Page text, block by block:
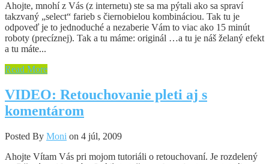
Ahojte, mnohí z Vás (z internetu) ste sa ma pýtali ako sa spraví
takzvaný „select“ farieb s čiernobielou kombináciou. Tak tu je
odpoveď je to jednoduché a nezaberie Vám to viac ako 15 minút
roboty (precíznej). Tak a tu máme: originál …a tu je náš želaný efekt
a tu máte...
Read More
VIDEO: Retouchovanie pleti aj s
komentárom
Posted By Moni on 4 júl, 2009
Ahojte Vítam Vás pri mojom tutoriáli o retouchovaní. Je rozdelený